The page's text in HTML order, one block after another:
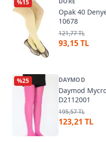
%15
Opak 40
10678
121,77 TL
93,15 TL
%25 DAYMOD
Daymod
D2112001
195,57 TL
123,21 TL